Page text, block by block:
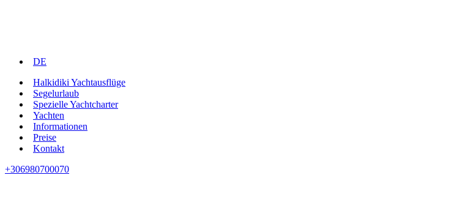
DE
Halkidiki Yachtausflüge
Segelurlaub
Spezielle Yachtcharter
Yachten
Informationen
Preise
Kontakt
+306980700070